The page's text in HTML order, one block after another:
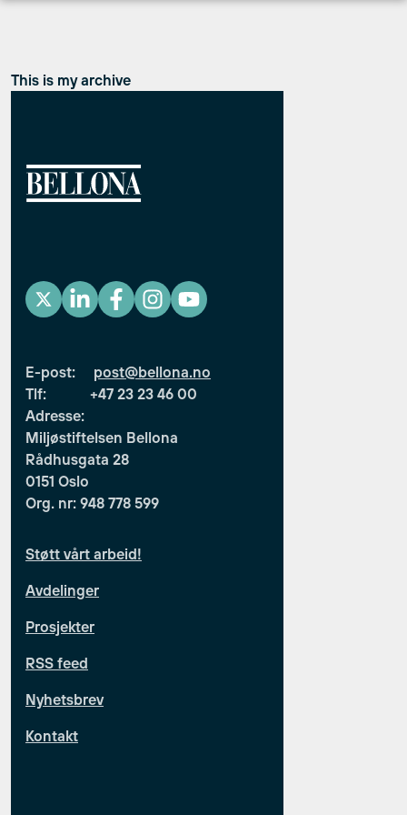
This is my archive
E-post: post@bellona.no
Tlf: +47 23 23 46 00
Adresse:
Miljøstiftelsen Bellona
Rådhusgata 28
0151 Oslo
Org. nr: 948 778 599
Støtt vårt arbeid!
Avdelinger
Prosjekter
RSS feed
Nyhetsbrev
Kontakt